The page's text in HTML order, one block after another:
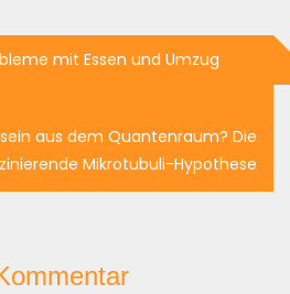
mit Essen und Umzug
aus dem Quantenraum? Die
Mikrotubuli-Hypothese